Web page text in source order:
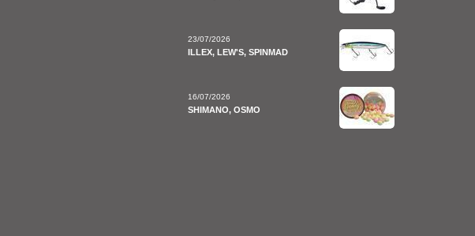
23/07/2026
ILLEX, LEW'S, SPINMAD
16/07/2026
SHIMANO, OSMO